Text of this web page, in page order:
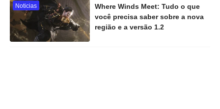
Noticias
Where Winds Meet: Tudo o que
você precisa saber sobre a nova
região e a versão 1.2